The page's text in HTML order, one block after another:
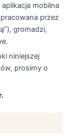
mobilna
przez
gromadzi,
niniejszej
prosimy o